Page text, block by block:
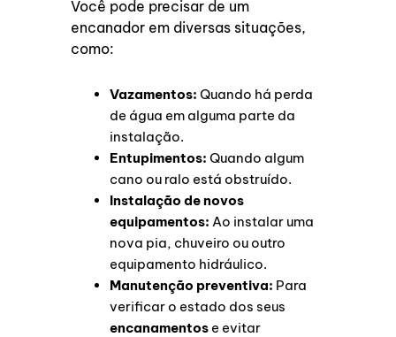
Você pode precisar de um
encanador em diversas situações,
como:
Vazamentos: Quando há perda
de água em alguma parte da
instalação.
Entupimentos: Quando algum
cano ou ralo está obstruído.
Instalação de novos
equipamentos: Ao instalar uma
nova pia, chuveiro ou outro
equipamento hidráulico.
Manutenção preventiva: Para
verificar o estado dos seus
encanamentos e evitar